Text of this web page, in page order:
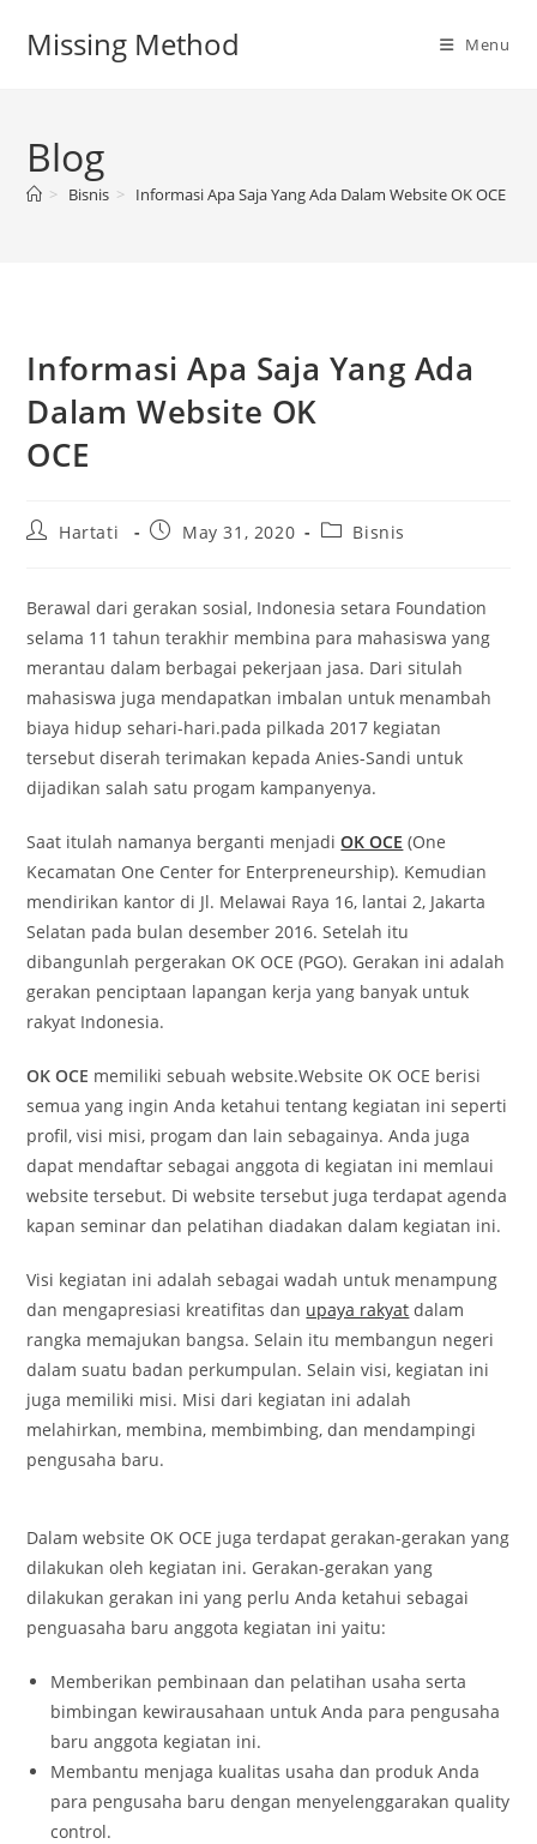
Missing Method Menu
Blog
> Bisnis > Informasi Apa Saja Yang Ada Dalam
Informasi Apa Saja Yang Ada
Dalam Website OK
OCE
PostHartati
PostMay 31, 2020
PostBisnis
Berawal dari gerakan sosial, Indonesia setara Foundation
selama 11 tahun terakhir membina para mahasiswa yang
merantau dalam berbagai pekerjaan jasa. Dari situlah
mahasiswa juga mendapatkan imbalan untuk menambah
biaya hidup sehari-hari.pada pilkada 2017 kegiatan
tersebut diserah terimakan kepada Anies-Sandi untuk
dijadikan salah satu progam kampanyenya.
Saat itulah namanya berganti menjadiOK OCE (One
Kecamatan One Center for Enterpreneurship). Kemudian
mendirikan kantor di Jl. Melawai Raya 16, lantai 2, Jakarta
Selatan pada bulan desember 2016. Setelah itu
dibangunlah pergerakan OK OCE (PGO). Gerakan ini adalah
gerakan penciptaan lapangan kerja yang banyak untuk
rakyat Indonesia.
OK OCE memiliki sebuah website.Website OK OCE berisi
semua yang ingin Anda ketahui tentang kegiatan ini seperti
profil, visi misi, progam dan lain sebagainya. Anda juga
dapat mendaftar sebagai anggota di kegiatan ini memlaui
website tersebut. Di website tersebut juga terdapat agenda
kapan seminar dan pelatihan diadakan dalam kegiatan ini.
Visi kegiatan ini adalah sebagai wadah untuk menampung
dan mengapresiasi kreatifitas dan upaya rakyat dalam
rangka memajukan bangsa. Selain itu membangun negeri
dalam suatu badan perkumpulan. Selain visi, kegiatan ini
juga memiliki misi. Misi dari kegiatan ini adalah
melahirkan, membina, membimbing, dan mendampingi
pengusaha baru.
Dalam website OK OCE juga terdapat gerakan-gerakan yang
dilakukan oleh kegiatan ini. Gerakan-gerakan yang
dilakukan gerakan ini yang perlu Anda ketahui sebagai
penguasaha baru anggota kegiatan ini yaitu:
Memberikan pembinaan dan pelatihan usaha serta
bimbingan kewirausahaan untuk Anda para pengusaha
baru anggota kegiatan ini.
Membantu menjaga kualitas usaha dan produk Anda
para pengusaha baru dengan menyelenggarakan quality
control.